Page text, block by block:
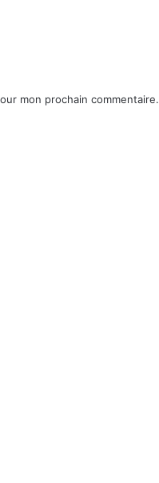
mon prochain commentaire.